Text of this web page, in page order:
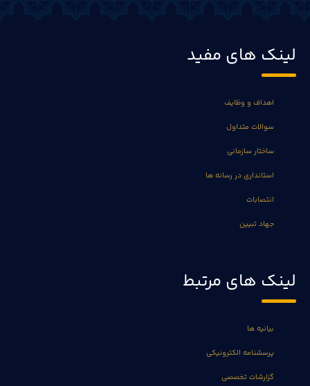
لینک های مفید
اهداف و وظایف
سوالات متداول
ساختار سازمانی
استانداری در رسانه ها
انتصابات
جهاد تبیین
لینک های مرتبط
بیانیه ها
پرسشنامه الکترونیکی
گزارشات تخصصی